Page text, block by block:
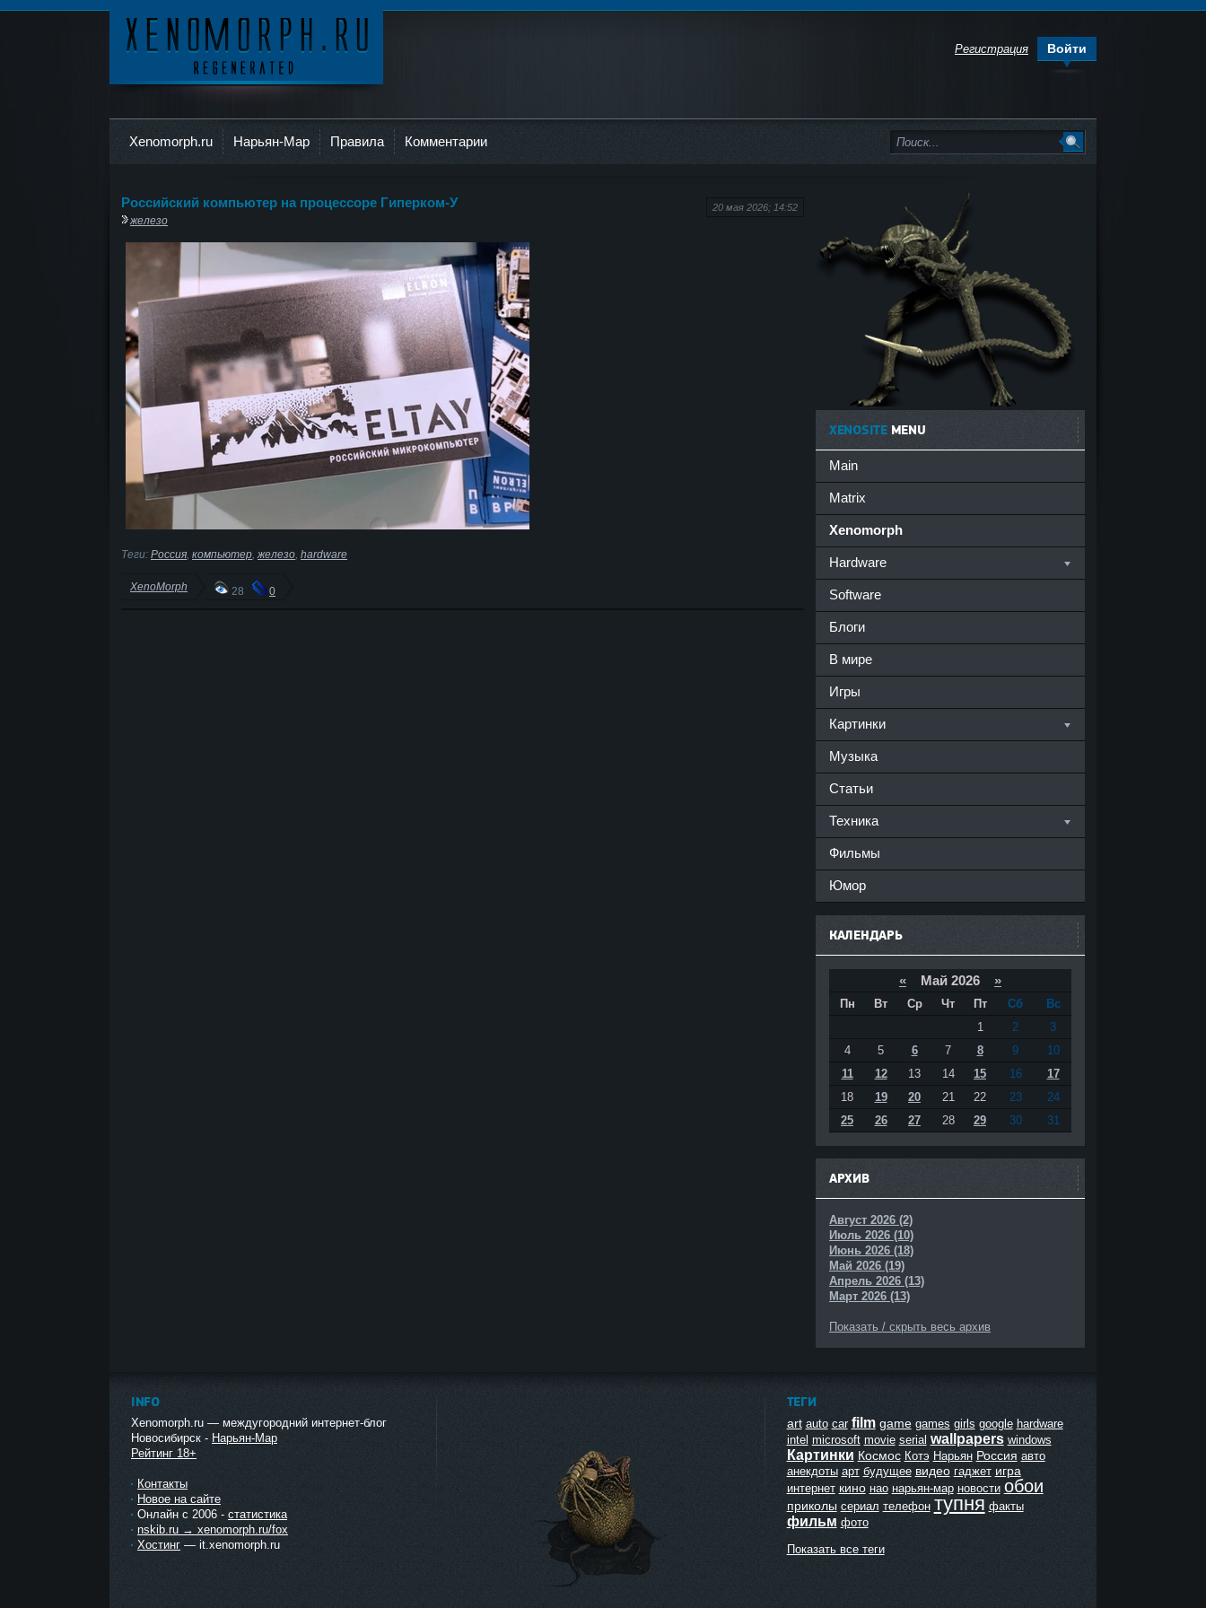
Регистрация Войти
Xenomorph.ru Нарьян-Мар Правила Комментарии
20 мая 2026; 14:52
Российский компьютер на процессоре Гиперком-У
железо
Теги: Россия компьютер железо hardware
XenoMorph 28 0
XENOSITEMENU
Main
Matrix
Xenomorph
Hardware
Software
Блоги
В мире
Игры
Картинки
Музыка
Статьи
Техника
Фильмы
Юмор
КАЛЕНДАРЬ
« Май 2026 »
Пн Вт Ср Чт Пт Сб
Вс
1
2
3
4
5 6 7 8 9
10
11
12 13 14 15 16
17
18
19 20 21 22 23
24
25
26 27 28 29 30 31
АРХИВ
Август 2026 (2)
Июль 2026 (10)
Июнь 2026 (18)
Май 2026 (19)
Апрель 2026 (13)
Март 2026 (13)
Показать / скрыть весь архив
INFO
Xenomorph.ru — междугородний интернет-блог
Новосибирск - Нарьян-Мар
Рейтинг 18+
Контакты
Новое на сайте
Онлайн с 2006 - статистика
nskib.ru → xenomorph.ru/fox
Хостинг — it.xenomorph.ru
ТЕГИ
art auto car film game games girls google hardware
intel microsoft movie serial wallpapers windows
Картинки Космос Котэ Нарьян Россия авто
анекдоты арт будущее видео гаджет игра
интернет кино нао нарьян-мар новости обои
приколы сериал телефон тупня факты
фильм фото
Показать все теги